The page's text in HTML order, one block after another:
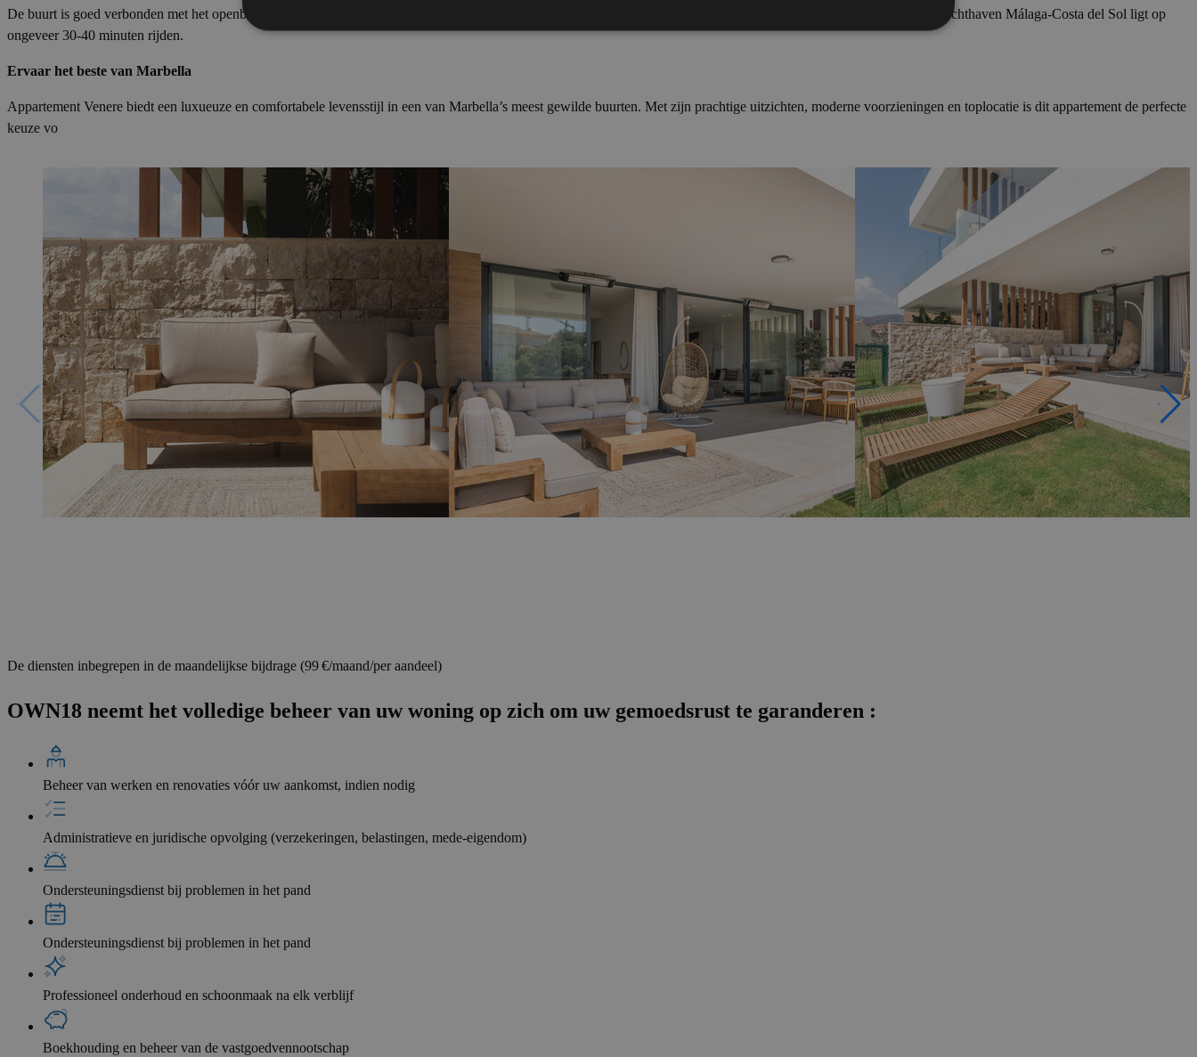
De buurt is goed verbonden met het openbaar vervoer en de snelweg AP-7, waardoor Marbella en andere delen van de Costa del Sol gemakkelijk te bereiken zijn. De luchthaven Málaga-Costa del Sol ligt op
ongeveer 30-40 minuten rijden.
Ervaar het beste van Marbella
Appartement Venere biedt een luxueuze en comfortabele levensstijl in een van Marbella’s meest gewilde buurten. Met zijn prachtige uitzichten, moderne voorzieningen en toplocatie is dit appartement de perfecte
keuze vo
De diensten inbegrepen in de maandelijkse bijdrage (99 €/maand/per aandeel)
OWN18 neemt het volledige beheer van uw woning op zich om uw gemoedsrust te garanderen :
Beheer van werken en renovaties vóór uw aankomst, indien nodig
Administratieve en juridische opvolging (verzekeringen, belastingen, mede-eigendom)
Ondersteuningsdienst bij problemen in het pand
Ondersteuningsdienst bij problemen in het pand
Professioneel onderhoud en schoonmaak na elk verblijf
Boekhouding en beheer van de vastgoedvennootschap